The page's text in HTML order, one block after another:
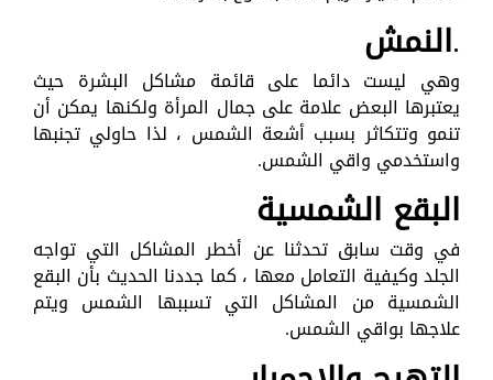
.النمش
وهي ليست دائما على قائمة مشاكل البشرة حيث
يعتبرها البعض علامة على جمال المرأة ولكنها يمكن أن
تنمو وتتكاثر بسبب أشعة الشمس ، لذا حاولي تجنبها
واستخدمي واقي الشمس.
البقع الشمسية
في وقت سابق تحدثنا عن أخطر المشاكل التي تواجه
الجلد وكيفية التعامل معها ، كما جددنا الحديث بأن البقع
الشمسية من المشاكل التي تسببها الشمس ويتم
علاجها بواقي الشمس.